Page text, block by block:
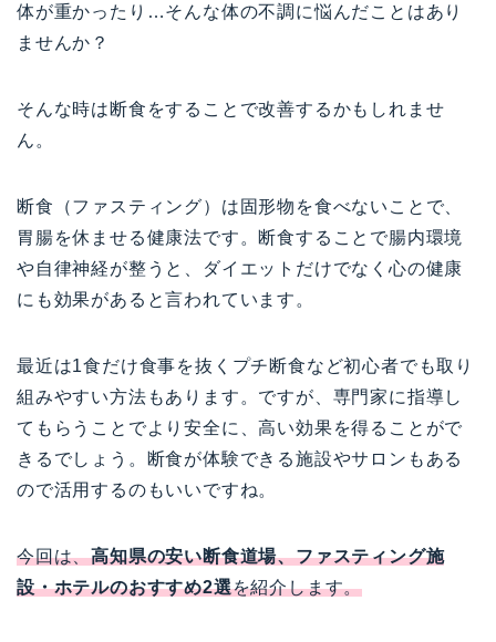
体が重かったり…そんな体の不調に悩んだことはあり
ませんか？
そんな時は断食をすることで改善するかもしれませ
ん。
断食（ファスティング）は固形物を食べないことで、
胃腸を休ませる健康法です。断食することで腸内環境
や自律神経が整うと、ダイエットだけでなく心の健康
にも効果があると言われています。
最近は1食だけ食事を抜くプチ断食など初心者でも取り
組みやすい方法もあります。ですが、専門家に指導し
てもらうことでより安全に、高い効果を得ることがで
きるでしょう。断食が体験できる施設やサロンもある
ので活用するのもいいですね。
今回は、高知県の安い断食道場、ファスティング施
設・ホテルのおすすめ2選を紹介します。